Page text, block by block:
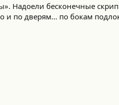
Надоели бесконечные
и по дверям... по бокам